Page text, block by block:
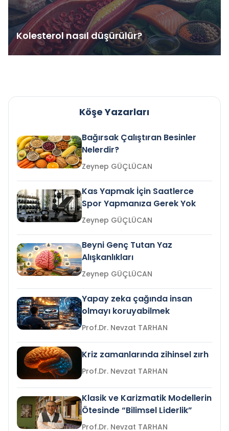
Kolesterol nasıl düşürülür?
Köşe Yazarları
Bağırsak Çalıştıran Besinler
Nelerdir?
Zeynep GÜÇLÜCAN
Kas Yapmak İçin Saatlerce
Spor Yapmanıza Gerek Yok
Zeynep GÜÇLÜCAN
Beyni Genç Tutan Yaz
Alışkanlıkları
Zeynep GÜÇLÜCAN
Yapay zeka çağında insan
olmayı koruyabilmek
Prof.Dr. Nevzat TARHAN
Kriz zamanlarında zihinsel zırh
Prof.Dr. Nevzat TARHAN
Klasik ve Karizmatik Modellerin
Ötesinde “Bilimsel Liderlik”
Prof.Dr. Nevzat TARHAN